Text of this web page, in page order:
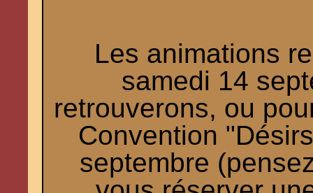
Les animations
samedi 14
retrouverons, ou
Convention
septembre